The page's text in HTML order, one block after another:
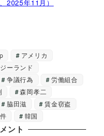
2025年11月）
アメリカ
ーランド
争議行為
労働組合
森岡孝二
脇田滋
賃金窃盗
韓国
ント